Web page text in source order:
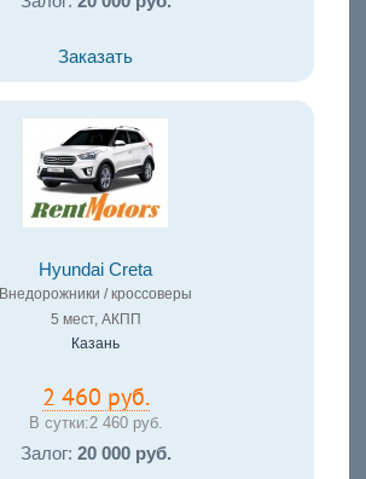
Заказать
Hyundai Creta
Внедорожники / кроссоверы
5 мест, АКПП
Казань
2 460 руб.
В сутки:2 460 руб.
Залог: 20 000 руб.